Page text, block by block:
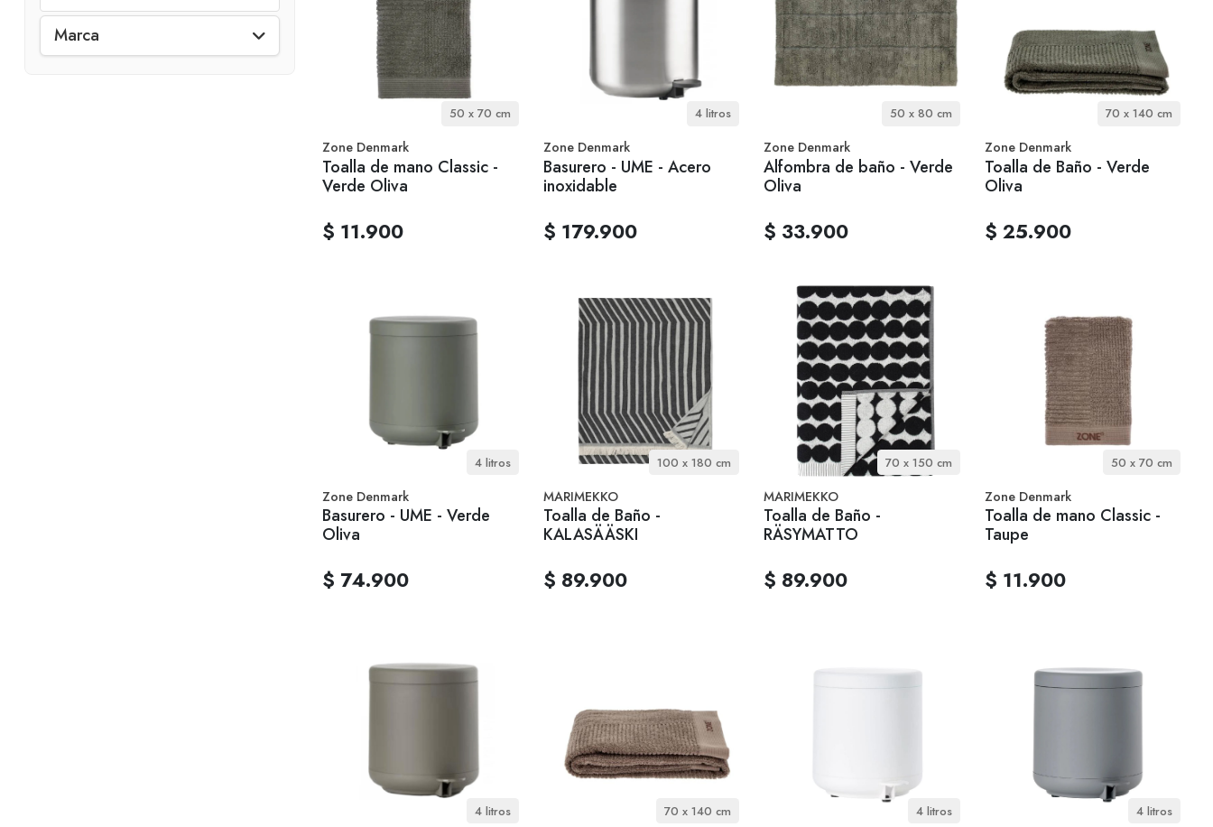
Marca
50 x 70 cm
Zone Denmark
Toalla de mano Classic -
Verde Oliva
$ 11.900
4 litros
Zone Denmark
Basurero - UME - Acero
inoxidable
$ 179.900
50 x 80 cm
Zone Denmark
Alfombra de baño - Verde
Oliva
$ 33.900
70 x 140 cm
Zone Denmark
Toalla de Baño - Verde
Oliva
$ 25.900
4 litros
Zone Denmark
Basurero - UME - Verde
Oliva
$ 74.900
100 x 180 cm
MARIMEKKO
Toalla de Baño -
KALASÄÄSKI
$ 89.900
70 x 150 cm
MARIMEKKO
Toalla de Baño -
RÄSYMATTO
$ 89.900
50 x 70 cm
Zone Denmark
Toalla de mano Classic -
Taupe
$ 11.900
4 litros 70 x 140 cm 4 litros 4 litros